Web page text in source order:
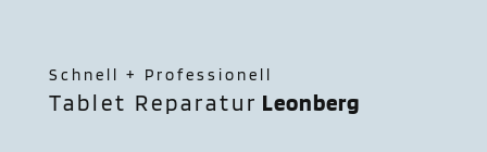
Schnell + Professionell
Tablet Reparatur Leon­berg